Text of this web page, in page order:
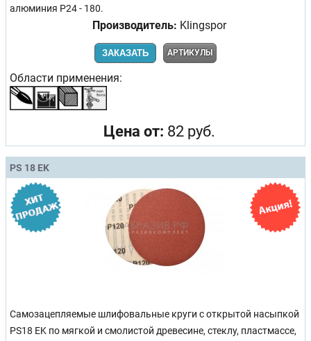
алюминия Р24 - 180.
Производитель: Klingspor
ЗАКАЗАТЬ АРТИКУЛЫ
Области применения:
Цена от: 82 руб.
PS 18 EK
Самозацепляемые шлифовальные круги с открытой насыпкой
PS18 EK по мягкой и смолистой древесине, стеклу, пластмассе,